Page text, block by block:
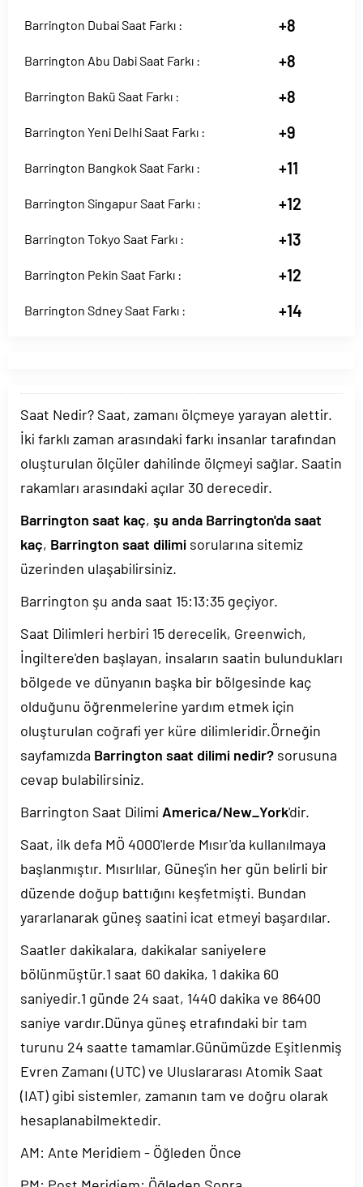
Barrington Dubai Saat Farkı : +8
Barrington Abu Dabi Saat Farkı : +8
Barrington Bakü Saat Farkı : +8
Barrington Yeni Delhi Saat Farkı : +9
Barrington Bangkok Saat Farkı : +11
Barrington Singapur Saat Farkı : +12
Barrington Tokyo Saat Farkı : +13
Barrington Pekin Saat Farkı : +12
Barrington Sdney Saat Farkı : +14
Saat Nedir? Saat, zamanı ölçmeye yarayan alettir.
İki farklı zaman arasındaki farkı insanlar tarafından
oluşturulan ölçüler dahilinde ölçmeyi sağlar. Saatin
rakamları arasındaki açılar 30 derecedir.
Barrington saat kaç, şu anda Barrington'da saat
kaç, Barrington saat dilimi sorularına sitemiz
üzerinden ulaşabilirsiniz.
Barrington şu anda saat 15:13:35 geçiyor.
Saat Dilimleri herbiri 15 derecelik, Greenwich,
İngiltere'den başlayan, insaların saatin bulundukları
bölgede ve dünyanın başka bir bölgesinde kaç
olduğunu öğrenmelerine yardım etmek için
oluşturulan coğrafi yer küre dilimleridir.Örneğin
sayfamızda Barrington saat dilimi nedir? sorusuna
cevap bulabilirsiniz.
Barrington Saat Dilimi America/New_York'dir.
Saat, ilk defa MÖ 4000'lerde Mısır'da kullanılmaya
başlanmıştır. Mısırlılar, Güneş'in her gün belirli bir
düzende doğup battığını keşfetmişti. Bundan
yararlanarak güneş saatini icat etmeyi başardılar.
Saatler dakikalara, dakikalar saniyelere
bölünmüştür.1 saat 60 dakika, 1 dakika 60
saniyedir.1 günde 24 saat, 1440 dakika ve 86400
saniye vardır.Dünya güneş etrafındaki bir tam
turunu 24 saatte tamamlar.Günümüzde Eşitlenmiş
Evren Zamanı (UTC) ve Uluslararası Atomik Saat
(IAT) gibi sistemler, zamanın tam ve doğru olarak
hesaplanabilmektedir.
AM: Ante Meridiem - Öğleden Önce